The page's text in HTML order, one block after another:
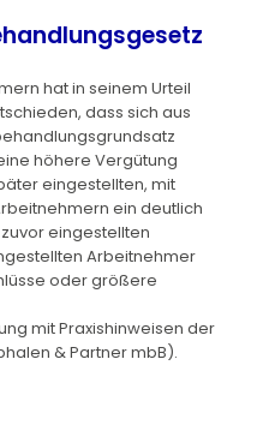
hat in seinem Urteil
dass sich aus
höhere Vergütung
eingestellten, mit
ein deutlich
eingestellten
Arbeitnehmer
oder größere
mit Praxishinweisen der
& Partner mbB).